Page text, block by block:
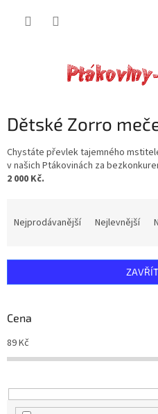
Dětské Zorro
Chystáte převlek tajemného
v našich Ptákovinách za
2 000 Kč.
í
r
o
d
u
t
ů
Nejprodávanější Nejlevnější
Cena
89Kč